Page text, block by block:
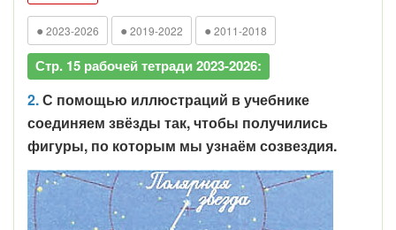
● 2023-2026 ● 2019-2022 ● 2011-2018
Стр. 15 рабочей тетради 2023-2026:
2.С помощью иллюстраций в учебнике
соединяем звёзды так, чтобы получились
фигуры, по которым мы узнаём созвездия.